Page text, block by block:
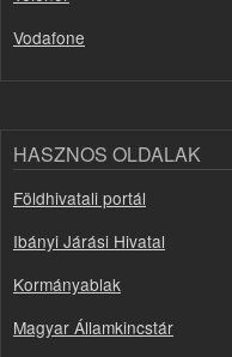
Vodafone
HASZNOS OLDALAK
Földhivatali portál
Ibányi Járási Hivatal
Kormányablak
Magyar Államkincstár